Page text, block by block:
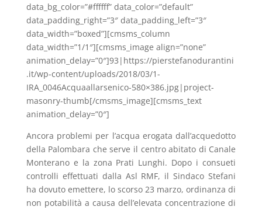
data_bg_color=”#ffffff” data_color=”default”
data_padding_right=”3″ data_padding_left=”3″
data_width=”boxed”][cmsms_column
data_width=”1/1″][cmsms_image align=”none”
animation_delay=”0″]93|https://pierstefanodurantini
.it/wp-content/uploads/2018/03/1-
IRA_0046Acquaallarsenico-580×386.jpg|project-
masonry-thumb[/cmsms_image][cmsms_text
animation_delay=”0″]
Ancora problemi per l’acqua erogata dall’acquedotto
della Palombara che serve il centro abitato di Canale
Monterano e la zona Prati Lunghi. Dopo i consueti
controlli effettuati dalla Asl RMF, il Sindaco Stefani
ha dovuto emettere, lo scorso 23 marzo, ordinanza di
non potabilità a causa dell’elevata concentrazione di